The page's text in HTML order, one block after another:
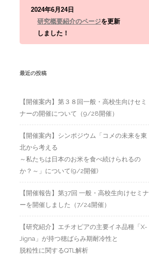
2024年6月24日
研究概要紹介のページを更新
しました！
最近の投稿
【開催案内】第３８回一般・高校生向けセミ
ナーの開催について（9/28開催）
【開催案内】シンポジウム「コメの未来を東
北から考える
～私たちは日本のお米を食べ続けられるの
か？～」について(9/2開催)
【開催報告】第37回 一般・高校生向けセミナ
ーを開催しました（7/24開催）
【研究紹介】エチオピアの主要イネ品種「X-
Jigna」が持つ穂ばらみ期耐冷性と
脱粒性に関するQTL解析